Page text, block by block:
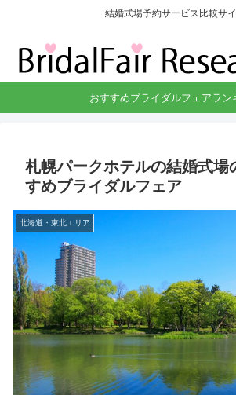
結婚式場予約サービス比較サ
おすすめブライダルフェアラン
札幌パークホテルの結婚式場
すめブライダルフェア
北海道・東北エリア